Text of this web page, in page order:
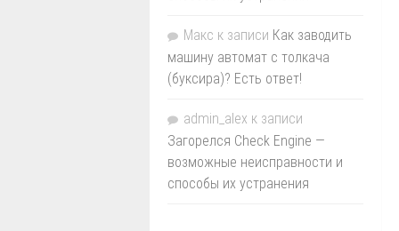
Макс к записи Как заводить
машину автомат с толкача
(буксира)? Есть ответ!
admin_alex к записи
Загорелся Check Engine —
возможные неисправности и
способы их устранения